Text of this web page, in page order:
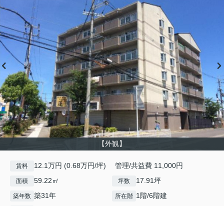
【外観】
賃料 12.1万円 (0.68万円/坪) 管理/共益費 11,000円
面積 59.22㎡ 坪数 17.91坪
築年数 築31年 所在階 1階/6階建